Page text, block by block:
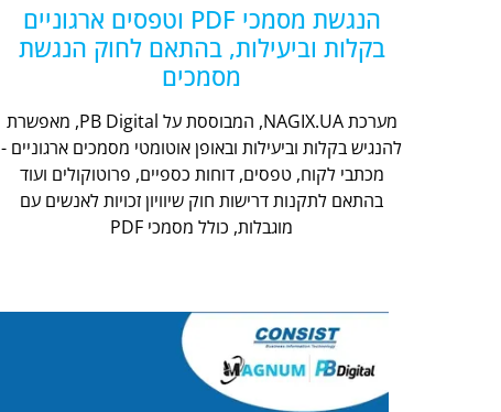
הנגשת מסמכי PDF וטפסים ארגוניים
בקלות וביעילות, בהתאם לחוק הנגשת
מסמכים
מערכת NAGIX.UA, המבוססת על PB Digital, מאפשרת
להנגיש בקלות וביעילות ובאופן אוטומטי מסמכים ארגוניים -
מכתבי לקוח, טפסים, דוחות כספיים, פרוטוקולים ועוד
בהתאם לתקנות דרישות חוק שיוויון זכויות לאנשים עם
מוגבלות, כולל מסמכי PDF